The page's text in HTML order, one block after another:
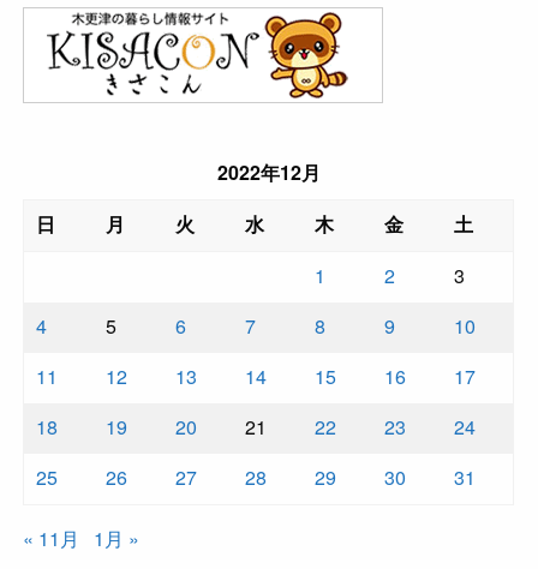
2022年12月
日
月 火 水 木 金
土
1
2
3
4
5 6 7 8 9
10
11
12 13 14 15 16
17
18
19 20 21 22 23
24
25
26 27 28 29 30 31
« 11月 1月 »